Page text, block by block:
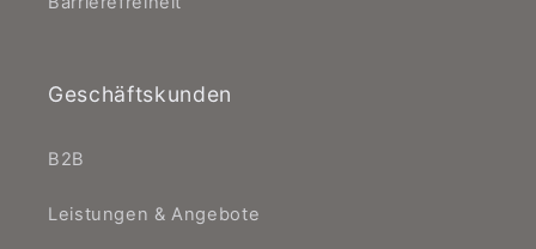
Geschäftskunden
B2B
Leistungen & Angebote